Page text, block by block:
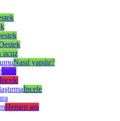
ucuz
Nasıl yapılır?
İndir
İncele
İncele
Hemen ara